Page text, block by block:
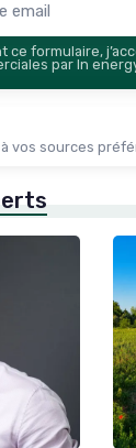
ce formulaire,
par In
vos sources